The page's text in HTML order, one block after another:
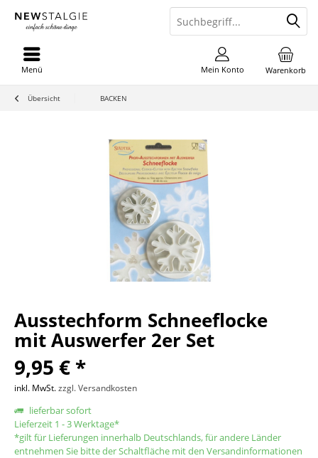
Warenkorb
Mein Konto
Menü
Übersicht BACKEN
Ausstechform Schneeflocke
mit Auswerfer 2er Set
9,95 € *
inkl. MwSt.zzgl. Versandkosten
lieferbar sofort
Lieferzeit 1 - 3 Werktage*
*gilt für Lieferungen innerhalb Deutschlands, für andere Länder
entnehmen Sie bitte der Schaltfläche mit den Versandinformationen